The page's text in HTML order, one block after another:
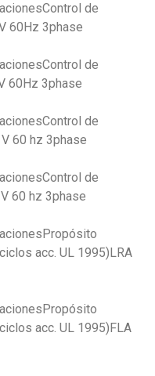
de
60Hz 3phase
de
60Hz 3phase
de
60 hz 3phase
de
60 hz 3phase
acc. UL 1995)LRA
acc. UL 1995)FLA